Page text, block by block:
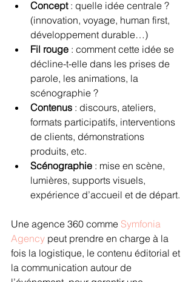
Concept : quelle idée centrale ?
(innovation, voyage, human first,
développement durable…)
Fil rouge : comment cette idée se
décline-t-elle dans les prises de
parole, les animations, la
scénographie ?
Contenus : discours, ateliers,
formats participatifs, interventions
de clients, démonstrations
produits, etc.
Scénographie : mise en scène,
lumières, supports visuels,
expérience d’accueil et de départ.
Une agence 360 comme Symfonia
Agency peut prendre en charge à la
fois la logistique, le contenu éditorial et
la communication autour de